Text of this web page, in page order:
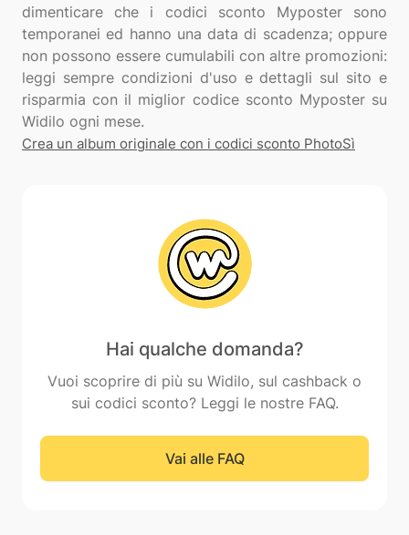
dimenticare che i codici sconto Myposter sono
temporanei ed hanno una data di scadenza; oppure
non possono essere cumulabili con altre promozioni:
leggi sempre condizioni d'uso e dettagli sul sito e
risparmia con il miglior codice sconto Myposter su
Crea un album originale con i codici sconto PhotoSì
Hai qualche domanda?
Vuoi scoprire di più su Widilo, sul cashback o
sui codici sconto? Leggi le nostre FAQ.
Vai alle FAQ